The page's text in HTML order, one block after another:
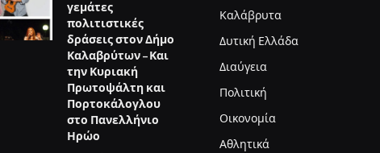
γεμάτες
πολιτιστικές
δράσεις στον Δήμο
Καλαβρύτων – Και
την Κυριακή
Πρωτοψάλτη και
Πορτοκάλογλου
στο Πανελλήνιο
Ηρώο
Καλάβρυτα
Δυτική Ελλάδα
Διαύγεια
Πολιτική
Οικονομία
Αθλητικά